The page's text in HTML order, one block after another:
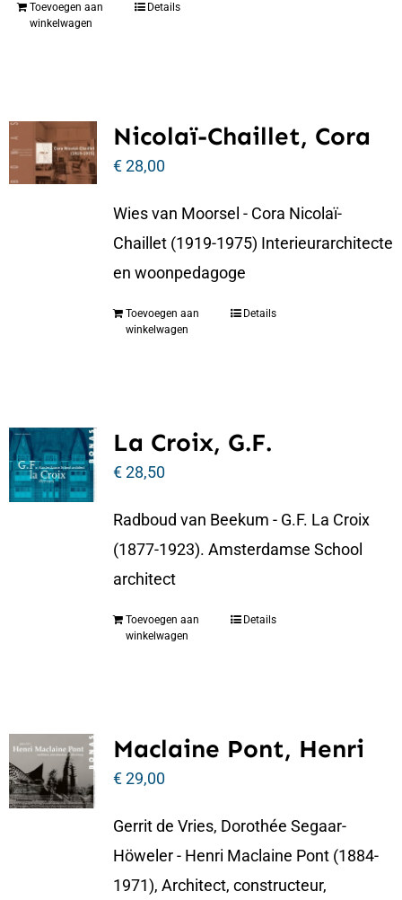
Toevoegen aan
winkelwagen
Details
Nicolaï-Chaillet, Cora
€28,00
Wies van Moorsel - Cora Nicolaï-
Chaillet (1919-1975) Interieurarchitecte
en woonpedagoge
Toevoegen aan
winkelwagen
Details
La Croix, G.F.
€28,50
Radboud van Beekum - G.F. La Croix
(1877-1923). Amsterdamse School
architect
Toevoegen aan
winkelwagen
Details
Maclaine Pont, Henri
€29,00
Gerrit de Vries, Dorothée Segaar-
Höweler - Henri Maclaine Pont (1884-
1971), Architect, constructeur,